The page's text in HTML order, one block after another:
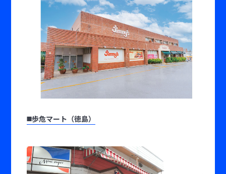
◼️歩危マート（徳島）